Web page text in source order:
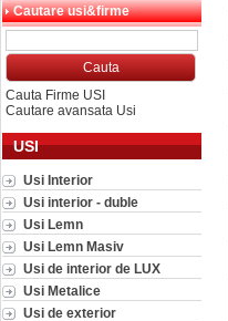
Cautare usi&firme
Cauta Firme USI
Cautare avansata Usi
USI
Usi Interior
Usi interior - duble
Usi Lemn
Usi Lemn Masiv
Usi de interior de LUX
Usi Metalice
Usi de exterior